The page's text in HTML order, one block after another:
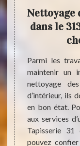
en
font
être
tapis
vous
les
Nettoyage
dans le
Parmi les
maintenir un
nettoyage
d’intérieur, ils
en bon état.
aux services
Tapisserie
pouvez